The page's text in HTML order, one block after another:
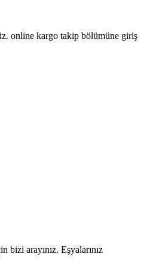
online kargo takip bölümüne giriş
bizi arayınız. Eşyalarınız